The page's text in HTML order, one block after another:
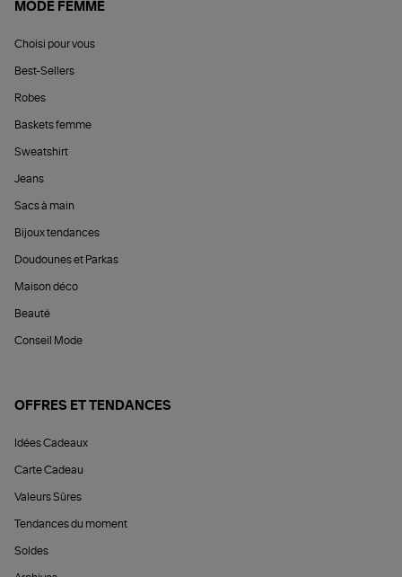
MODE FEMME
Choisi pour vous
Best-Sellers
Robes
Baskets femme
Sweatshirt
Jeans
Sacs à main
Bijoux tendances
Doudounes et Parkas
Maison déco
Beauté
Conseil Mode
OFFRES ET TENDANCES
Idées Cadeaux
Carte Cadeau
Valeurs Sûres
Tendances du moment
Soldes